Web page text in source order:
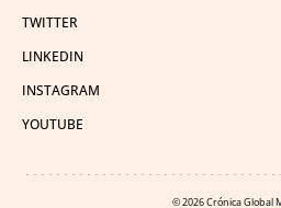
TWITTER
LINKEDIN
INSTAGRAM
YOUTUBE
© 2026 Crónica Global